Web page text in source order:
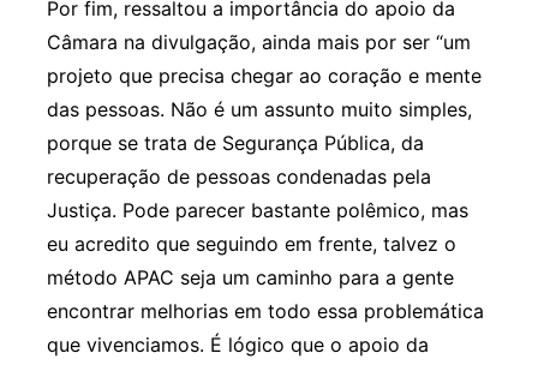
Por fim, ressaltou a importância do apoio da
Câmara na divulgação, ainda mais por ser “um
projeto que precisa chegar ao coração e mente
das pessoas. Não é um assunto muito simples,
porque se trata de Segurança Pública, da
recuperação de pessoas condenadas pela
Justiça. Pode parecer bastante polêmico, mas
eu acredito que seguindo em frente, talvez o
método APAC seja um caminho para a gente
encontrar melhorias em todo essa problemática
que vivenciamos. É lógico que o apoio da